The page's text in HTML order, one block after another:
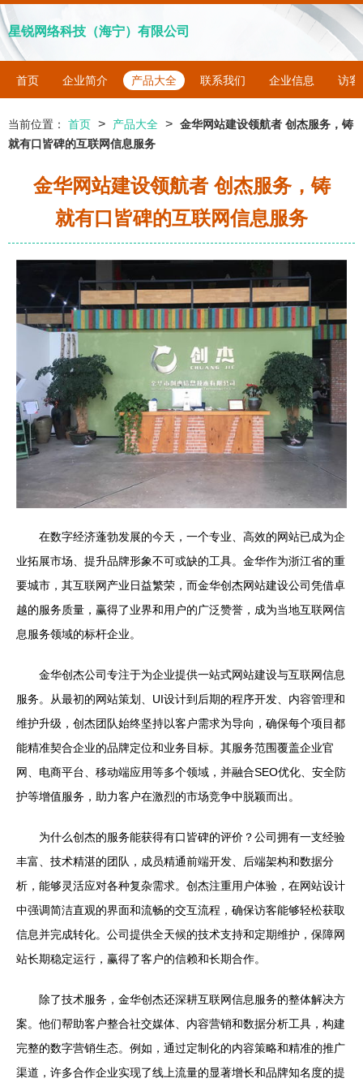
星锐网络科技（海宁）有限公司
首页 企业简介 产品大全 联系我们 企业信息 访客
当前位置： 首页 > 产品大全 > 金华网站建设领航者 创杰服务，铸
就有口皆碑的互联网信息服务
金华网站建设领航者 创杰服务，铸
就有口皆碑的互联网信息服务
在数字经济蓬勃发展的今天，一个专业、高效的网站已成为企
业拓展市场、提升品牌形象不可或缺的工具。金华作为浙江省的重
要城市，其互联网产业日益繁荣，而金华创杰网站建设公司凭借卓
越的服务质量，赢得了业界和用户的广泛赞誉，成为当地互联网信
息服务领域的标杆企业。
金华创杰公司专注于为企业提供一站式网站建设与互联网信息
服务。从最初的网站策划、UI设计到后期的程序开发、内容管理和
维护升级，创杰团队始终坚持以客户需求为导向，确保每个项目都
能精准契合企业的品牌定位和业务目标。其服务范围覆盖企业官
网、电商平台、移动端应用等多个领域，并融合SEO优化、安全防
护等增值服务，助力客户在激烈的市场竞争中脱颖而出。
为什么创杰的服务能获得有口皆碑的评价？公司拥有一支经验
丰富、技术精湛的团队，成员精通前端开发、后端架构和数据分
析，能够灵活应对各种复杂需求。创杰注重用户体验，在网站设计
中强调简洁直观的界面和流畅的交互流程，确保访客能够轻松获取
信息并完成转化。公司提供全天候的技术支持和定期维护，保障网
站长期稳定运行，赢得了客户的信赖和长期合作。
除了技术服务，金华创杰还深耕互联网信息服务的整体解决方
案。他们帮助客户整合社交媒体、内容营销和数据分析工具，构建
完整的数字营销生态。例如，通过定制化的内容策略和精准的推广
渠道，许多合作企业实现了线上流量的显著增长和品牌知名度的提